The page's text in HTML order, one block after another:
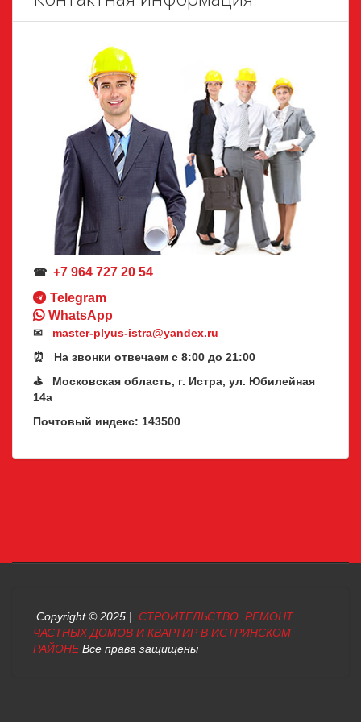
☎ +7 964 727 20 54
Telegram
WhatsApp
✉ master-plyus-istra@yandex.ru
⏰ На звонки отвечаем с 8:00 до 21:00
⛳ Московская область, г. Истра, ул. Юбилейная
14а
Почтовый индекс: 143500
Copyright © 2025 | СТРОИТЕЛЬСТВО РЕМОНТ
ЧАСТНЫХ ДОМОВ И КВАРТИР В ИСТРИНСКОМ
РАЙОНЕВсе права защищены